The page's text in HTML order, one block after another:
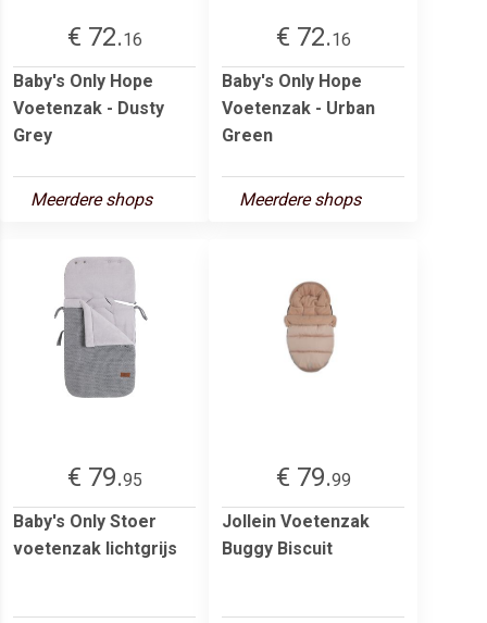
€ 72.16
Baby's Only Hope
Voetenzak - Dusty
Grey
Meerdere shops
€ 72.16
Baby's Only Hope
Voetenzak - Urban
Green
Meerdere shops
€ 79.95
Baby's Only Stoer
voetenzak lichtgrijs
€ 79.99
Jollein Voetenzak
Buggy Biscuit